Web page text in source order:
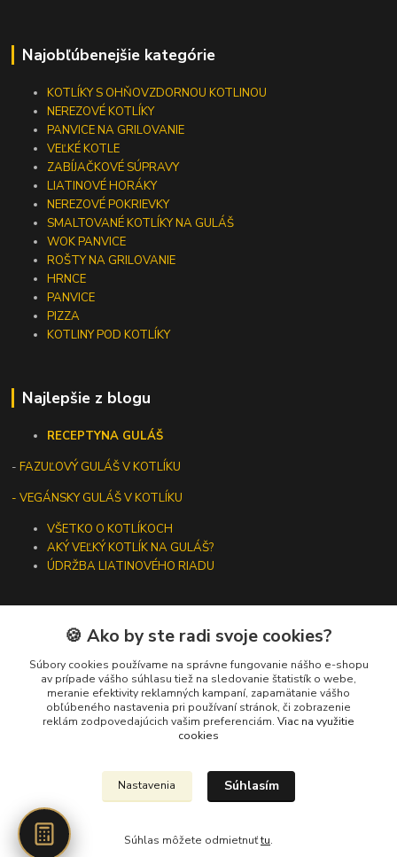
Najobľúbenejšie kategórie
KOTLÍKY S OHŇOVZDORNOU KOTLINOU
NEREZOVÉ KOTLÍKY
PANVICE NA GRILOVANIE
VEĽKÉ KOTLE
ZABÍJAČKOVÉ SÚPRAVY
LIATINOVÉ HORÁKY
NEREZOVÉ POKRIEVKY
SMALTOVANÉ KOTLÍKY NA GULÁŠ
WOK PANVICE
ROŠTY NA GRILOVANIE
HRNCE
PANVICE
PIZZA
KOTLINY POD KOTLÍKY
Najlepšie z blogu
RECEPTYNA GULÁŠ
-FAZUĽOVÝ GULÁŠ V KOTLÍKU
- VEGÁNSKY GULÁŠ V KOTLÍKU
VŠETKO O KOTLÍKOCH
AKÝ VEĽKÝ KOTLÍK NA GULÁŠ?
ÚDRŽBA LIATINOVÉHO RIADU
Kontakty
+421 919 275 553
(Po-Pia, 10-13 hod.)
🍪 Ako by ste radi svoje cookies?
Súbory cookies používame na správne fungovanie nášho e-shopu
av prípade vášho súhlasu tiež na sledovanie štatistík o webe,
meranie efektivity reklamných kampaní, zapamätanie vášho
obľúbeného nastavenia pri používaní stránok, či zobrazenie
reklám zodpovedajúcich vašim preferenciám. Viac na využitie
cookies
Nastavenia Súhlasím
Súhlas môžete odmietnuťtu.